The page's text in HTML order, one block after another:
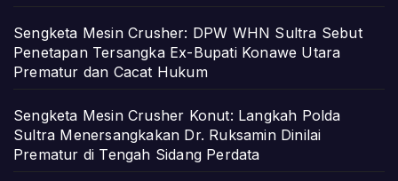
Sengketa Mesin Crusher: DPW WHN Sultra Sebut
Penetapan Tersangka Ex-Bupati Konawe Utara
Prematur dan Cacat Hukum
Sengketa Mesin Crusher Konut: Langkah Polda
Sultra Menersangkakan Dr. Ruksamin Dinilai
Prematur di Tengah Sidang Perdata